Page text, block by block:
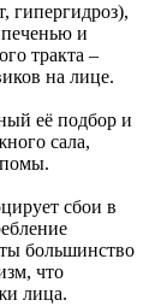
гипергидроз),
и
тракта –
на лице.
её подбор и
сала,
сбои в
большинство
что
лица.